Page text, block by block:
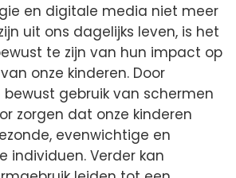
en digitale media niet meer
uit ons dagelijks leven, is het
te zijn van hun impact op
onze kinderen. Door
gebruik van schermen
zorgen dat onze kinderen
evenwichtige en
individuen. Verder kan